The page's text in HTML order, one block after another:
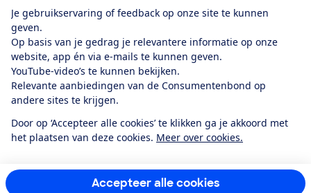
Je gebruikservaring of feedback op onze site te kunnen
geven.
Op basis van je gedrag je relevantere informatie op onze
website, app én via e-mails te kunnen geven.
YouTube-video’s te kunnen bekijken.
Relevante aanbiedingen van de Consumentenbond op
andere sites te krijgen.
Door op ‘Accepteer alle cookies’ te klikken ga je akkoord met
het plaatsen van deze cookies. Meer over cookies.
Accepteer alle cookies
app
Algemene Voorwaarden
Privacyverklaring
Cookiebeleid
Privacyvoorkeuren
Toegankelijkheid
RSS-feed nieuws
Facebook
TwitterInstagram
YoutubeLinkedIn
12.901consumentenbeoordelen de Consumentenbondmet gemiddeld